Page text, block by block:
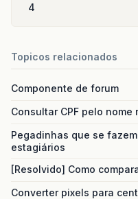
4
Topicos relacionados
Componente de forum
Consultar CPF pelo nome
Pegadinhas que se
estagiários
[Resolvido] Como
Converter pixels para